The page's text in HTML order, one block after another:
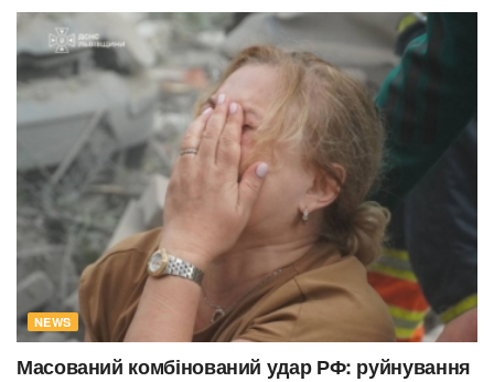
NEWS
Масований комбінований удар РФ: руйнування